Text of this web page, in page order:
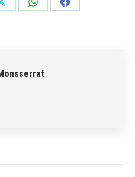
Share
Share
Share